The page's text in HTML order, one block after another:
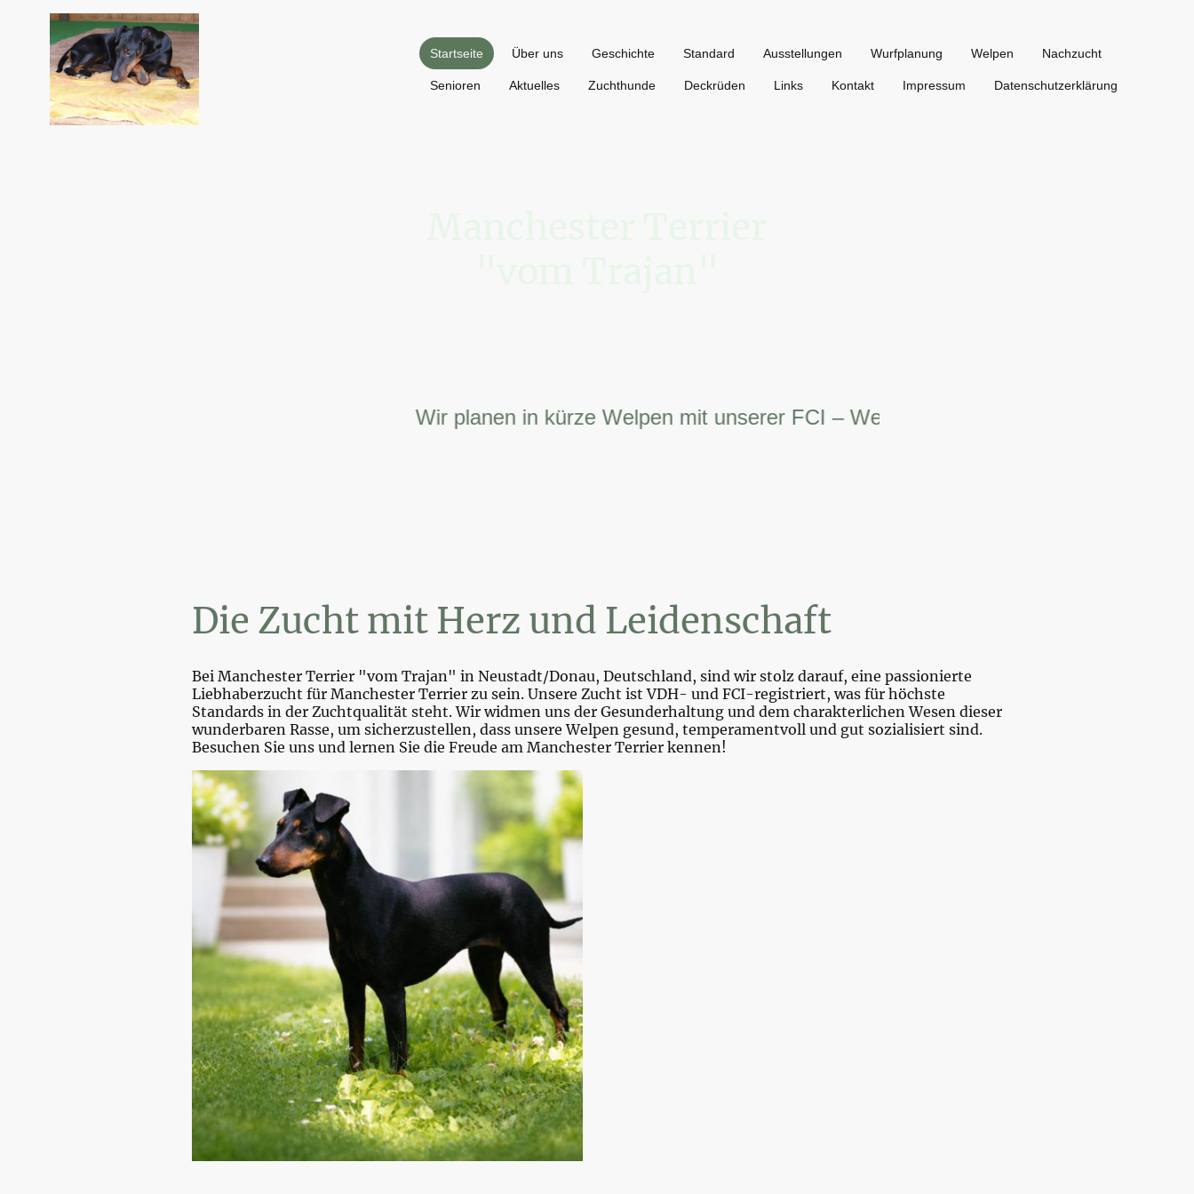
Startseite Über uns Geschichte Standard Ausstellungen Wurfplanung Welpen Nachzucht
Senioren Aktuelles Zuchthunde Deckrüden Links Kontakt Impressum Datenschutzerklärung
Wir planen in kürze Welpen mit unserer FCI – Weltsiegerin.
Die Zucht mit Herz und Leidenschaft
Bei Manchester Terrier "vom Trajan" in Neustadt/Donau, Deutschland, sind wir stolz darauf, eine passionierte
Liebhaberzucht für Manchester Terrier zu sein. Unsere Zucht ist VDH- und FCI-registriert, was für höchste
Standards in der Zuchtqualität steht. Wir widmen uns der Gesunderhaltung und dem charakterlichen Wesen dieser
wunderbaren Rasse, um sicherzustellen, dass unsere Welpen gesund, temperamentvoll und gut sozialisiert sind.
Besuchen Sie uns und lernen Sie die Freude am Manchester Terrier kennen!